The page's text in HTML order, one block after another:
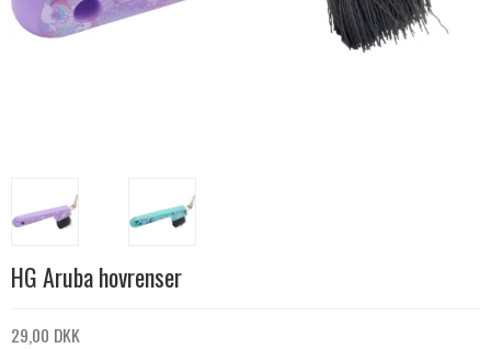
HG Aruba hovrenser
29,00 DKK